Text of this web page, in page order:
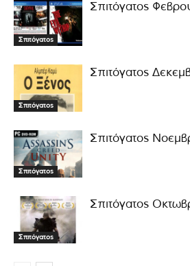
Σπιτόγατος
Σπιτόγατος
Σπιτόγατος
Σπιτόγατος
Σπιτόγατος
Σπιτόγατος
Σπιτόγατος
Σπιτόγατος